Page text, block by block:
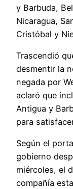
y Barbuda,
Nicaragua,
Cristóbal y
Trascendió
desmentir la
negada por
aclaró que
Antigua y
para
Según el
gobierno
miércoles, el
compañía